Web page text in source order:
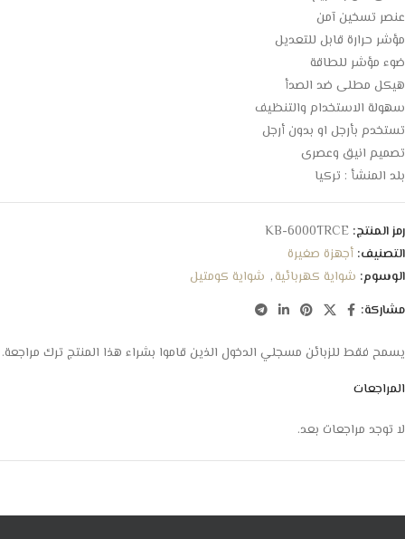
عنصر تسخين آمن
مؤشر حرارة قابل للتعديل
ضوء مؤشر للطاقة
هيكل مطلى ضد الصدأ
سهولة الاستخدام والتنظيف
تستخدم بأرجل او بدون أرجل
تصميم انيق وعصرى
بلد المنشأ : تركيا
رمز المنتج: KB-6000TRCE
التصنيف: أجهزة صغيرة
الوسوم: شواية كهربائية, شواية كومتيل
مشاركة:
المراجعات
لا توجد مراجعات بعد.
يسمح فقط للزبائن مسجلي الدخول الذين قاموا بشراء هذا المنتج ترك مراجعة.